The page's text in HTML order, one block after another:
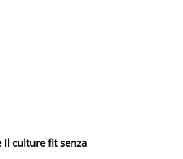
il culture fit senza